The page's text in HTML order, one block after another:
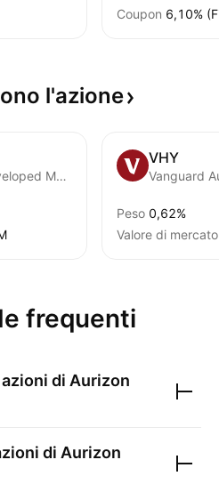
Coupon 6,10%
l'azione
Vanguard FTSE Developed Markets ETF
VHY
Peso 0,62%
Valore di mercato
frequenti
di Aurizon
di Aurizon